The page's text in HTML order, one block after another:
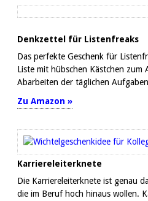
Denkzettel für Listenfreaks
Das perfekte Geschenk für
Liste mit hübschen Kästchen zum
Abarbeiten der täglichen
Zu Amazon »
Karriereleiterknete
Die Karriereleiterknete ist genau
die im Beruf hoch hinaus wollen.